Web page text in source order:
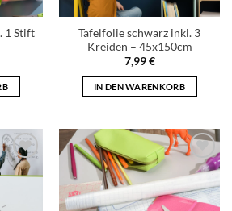
1 Stift
Tafelfolie schwarz inkl. 3
Kreiden – 45x150cm
7,99€
IN DEN WARENKORB
Add to
wishlist
Add to